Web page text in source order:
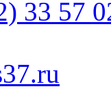
33 57